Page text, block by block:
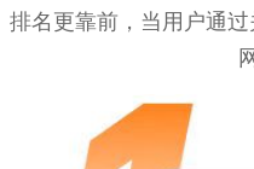
排名更靠前，当用户通